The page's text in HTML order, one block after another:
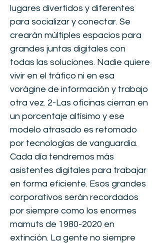
lugares divertidos y diferentes
para socializar y conectar. Se
crearán múltiples espacios para
grandes juntas digitales con
todas las soluciones. Nadie quiere
vivir en el tráfico ni en esa
vorágine de información y trabajo
otra vez. 2-Las oficinas cierran en
un porcentaje altísimo y ese
modelo atrasado es retomado
por tecnologías de vanguardia.
Cada día tendremos más
asistentes digitales para trabajar
en forma eficiente. Esos grandes
corporativos serán recordados
por siempre como los enormes
mamuts de 1980-2020 en
extinción. La gente no siempre